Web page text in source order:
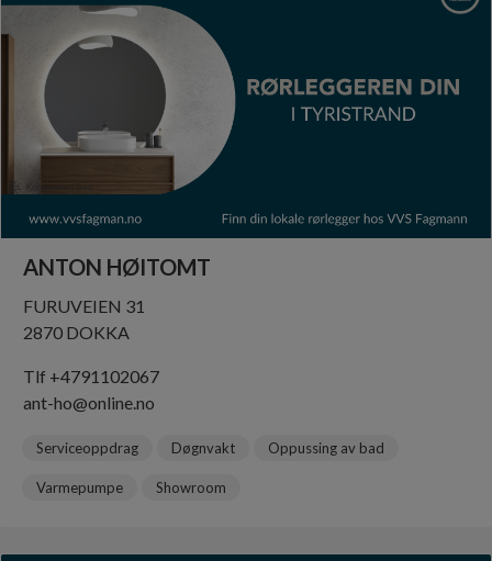
ANTON HØITOMT
FURUVEIEN 31
2870 DOKKA
Tlf +4791102067
ant-ho@online.no
Oppussing av bad
Døgnvakt
Serviceoppdrag
Showroom
Varmepumpe